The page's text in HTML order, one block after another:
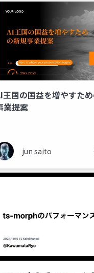
王国の国益を増やすた
業提案
jun saito